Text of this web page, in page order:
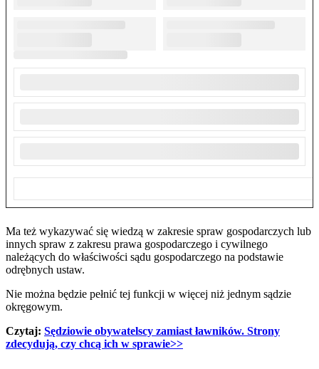
Ma też wykazywać się wiedzą w zakresie spraw gospodarczych lub
innych spraw z zakresu prawa gospodarczego i cywilnego
należących do właściwości sądu gospodarczego na podstawie
odrębnych ustaw.
Nie można będzie pełnić tej funkcji w więcej niż jednym sądzie
okręgowym.
Czytaj: Sędziowie obywatelscy zamiast ławników. Strony
zdecydują, czy chcą ich w sprawie>>